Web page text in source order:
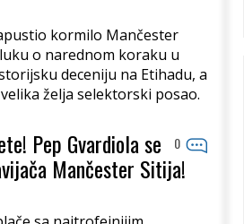
kormilo Mančester
o narednom koraku u
deceniju na Etihadu, a
želja selektorski posao.
0
Pep Gvardiola se
Mančester Sitija!